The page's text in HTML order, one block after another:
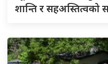
शान्ति र सहअस्तित्वको